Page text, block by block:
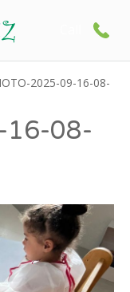
2025-09-16-08-
16-08-